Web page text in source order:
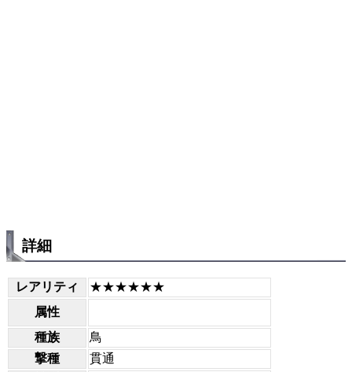
詳細
レアリティ
★★★★★★
属性
種族
鳥
撃種
貫通